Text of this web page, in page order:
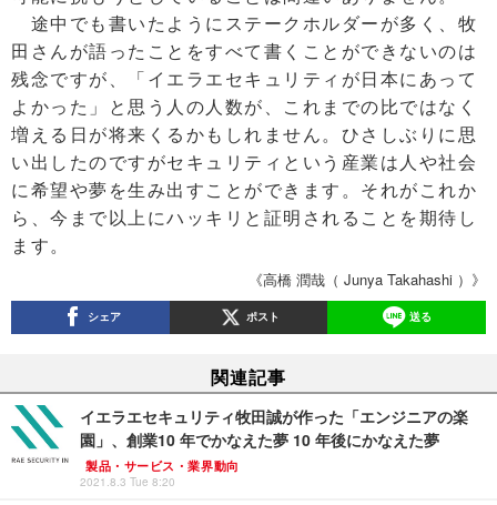
途中でも書いたようにステークホルダーが多く、牧
田さんが語ったことをすべて書くことができないのは
残念ですが、「イエラエセキュリティが日本にあって
よかった」と思う人の人数が、これまでの比ではなく
増える日が将来くるかもしれません。ひさしぶりに思
い出したのですがセキュリティという産業は人や社会
に希望や夢を生み出すことができます。それがこれか
ら、今まで以上にハッキリと証明されることを期待し
ます。
《高橋 潤哉（ Junya Takahashi ）》
シェア ポスト 送る
関連記事
イエラエセキュリティ牧田誠が作った「エンジニアの楽
園」、創業10 年でかなえた夢 10 年後にかなえた夢
製品・サービス・業界動向
2021.8.3 Tue 8:20